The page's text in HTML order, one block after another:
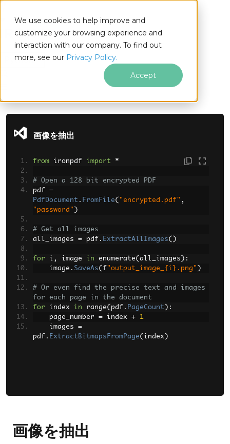
We use cookies to help improve and
customize your browsing experience and
interaction with our company. To find out
more, see our Privacy Policy.
Accept
Python
フッターコンテンツにスキップ
画像を抽出
from ironpdf import *
# Open a 128 bit encrypted PDF
pdf =
PdfDocument . FromFile( "encrypted.pdf" ,
"password" )
# Get all images
all_images = pdf . ExtractAllImages()
for i , image in enumerate( all_images ):
    image
. SaveAs( f "output_image_{i}.png" )
# Or even find the precise text and images
for each page in the document
for index in range( pdf . PageCount ):
    page_number
= index +
1
    images
=
pdf . ExtractBitmapsFromPage( index )
画像を抽出